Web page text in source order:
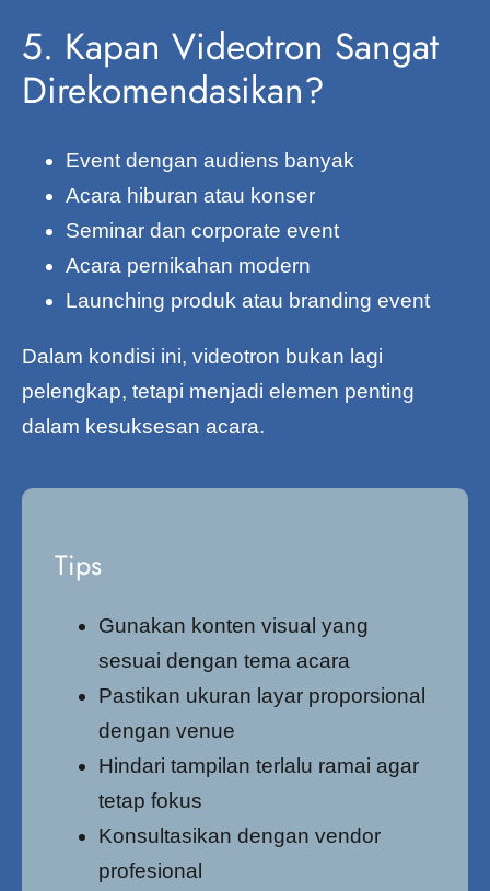
5. Kapan Videotron Sangat
Direkomendasikan?
Event dengan audiens banyak
Acara hiburan atau konser
Seminar dan corporate event
Acara pernikahan modern
Launching produk atau branding event
Dalam kondisi ini, videotron bukan lagi
pelengkap, tetapi menjadi elemen penting
dalam kesuksesan acara.
Tips
Gunakan konten visual yang
sesuai dengan tema acara
Pastikan ukuran layar proporsional
dengan venue
Hindari tampilan terlalu ramai agar
tetap fokus
Konsultasikan dengan vendor
profesional